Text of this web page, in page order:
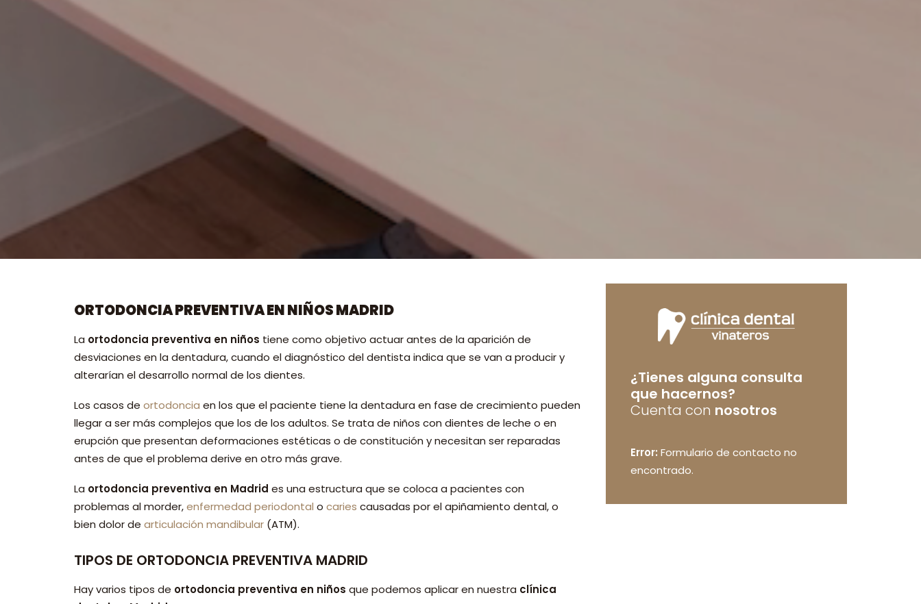
ORTODONCIA PREVENTIVA EN NIÑOS MADRID
La ortodoncia preventiva en niños tiene como objetivo actuar antes de la aparición de
desviaciones en la dentadura, cuando el diagnóstico del dentista indica que se van a producir y
alterarían el desarrollo normal de los dientes.
Los casos de ortodoncia en los que el paciente tiene la dentadura en fase de crecimiento pueden
llegar a ser más complejos que los de los adultos. Se trata de niños con dientes de leche o en
erupción que presentan deformaciones estéticas o de constitución y necesitan ser reparadas
antes de que el problema derive en otro más grave.
La ortodoncia preventiva en Madrid es una estructura que se coloca a pacientes con
problemas al morder,enfermedad periodontal o caries causadas por el apiñamiento dental, o
bien dolor de articulación mandibular (ATM).
TIPOS DE ORTODONCIA PREVENTIVA MADRID
Hay varios tipos de ortodoncia preventiva en niños que podemos aplicar en nuestra clínica
¿Tienes alguna consulta
que hacernos?
Cuenta con nosotros
Error: Formulario de contacto no
encontrado.